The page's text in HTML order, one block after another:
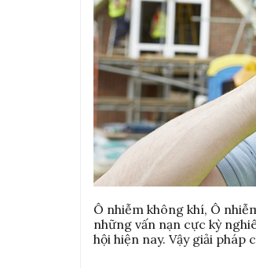
Ô nhiễm không khí, Ô
những vấn nạn cực kỳ
hội hiện nay. Vậy giải pháp